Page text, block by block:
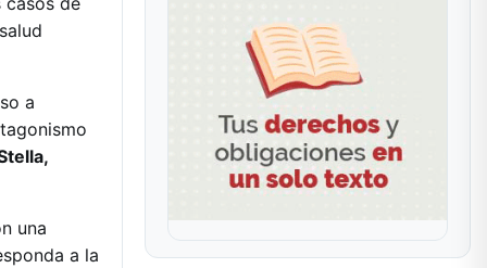
a
una
a la